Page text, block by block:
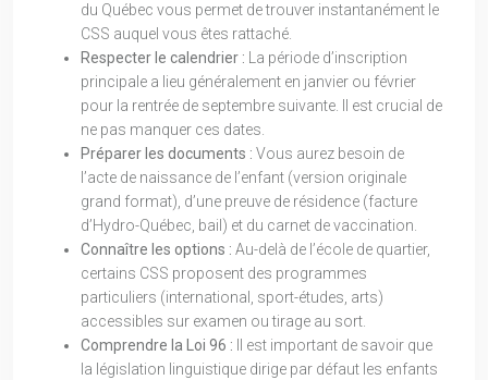
du Québec vous permet de trouver instantanément le
CSS auquel vous êtes rattaché.
Respecter le calendrier : La période d’inscription
principale a lieu généralement en janvier ou février
pour la rentrée de septembre suivante. Il est crucial de
ne pas manquer ces dates.
Préparer les documents : Vous aurez besoin de
l’acte de naissance de l’enfant (version originale
grand format), d’une preuve de résidence (facture
d’Hydro-Québec, bail) et du carnet de vaccination.
Connaître les options : Au-delà de l’école de quartier,
certains CSS proposent des programmes
particuliers (international, sport-études, arts)
accessibles sur examen ou tirage au sort.
Comprendre la Loi 96 : Il est important de savoir que
la législation linguistique dirige par défaut les enfants